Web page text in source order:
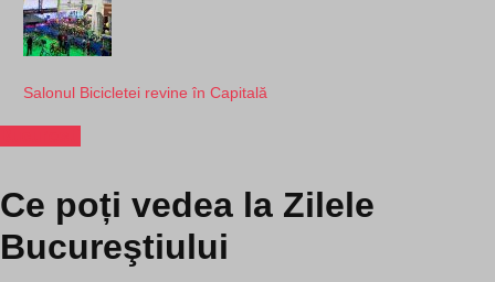
Salonul Bicicletei revine în Capitală
Ce poți vedea la Zilele
Bucureştiului